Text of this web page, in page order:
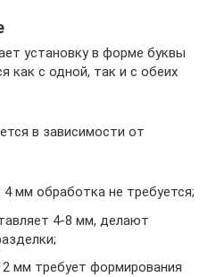
установку в форме буквы
как с одной, так и с обеих
в зависимости от
мм обработка не требуется;
4-8 мм, делают
мм требует формирования